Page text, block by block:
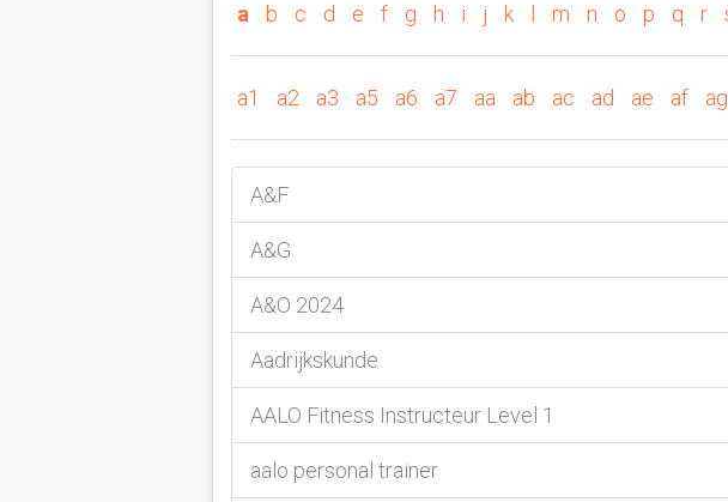
a b c d e f g h i j k m n o p q r
a1 a2 a3 a5 a6 a7 aa ab ac ad ae af ag
A&F
A&G
A&O 2024
Aadrijkskunde
AALO Fitness Instructeur Level 1
aalo personal trainer